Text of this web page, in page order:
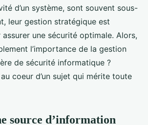
d’un système, sont souvent sous-
leur gestion stratégique est
une sécurité optimale. Alors,
l’importance de la gestion
de sécurité informatique ?
coeur d’un sujet qui mérite toute
source d’information